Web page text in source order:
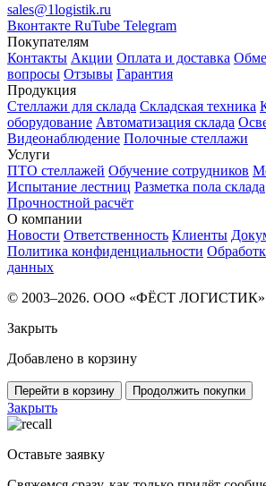
sales@1logistik.ru
Вконтакте RuTube Telegram
Покупателям
Контакты Акции Оплата и доставка
вопросы Отзывы Гарантия
Продукция
Стеллажи для склада Складская техника
оборудование Автоматизация склада
Видеонаблюдение Полочные стеллажи
Услуги
ПТО стеллажей Обучение сотрудников
Испытание лестниц Разметка пола склада
Прочностной расчёт
О компании
Новости Ответственность Клиенты
Политика конфиденциальности
данных
© 2003–2026. ООО «ФЁСТ ЛОГИСТИК»
Закрыть
Добавлено в корзину
Перейти в корзину Продолжить покупки
Закрыть
Оставьте заявку